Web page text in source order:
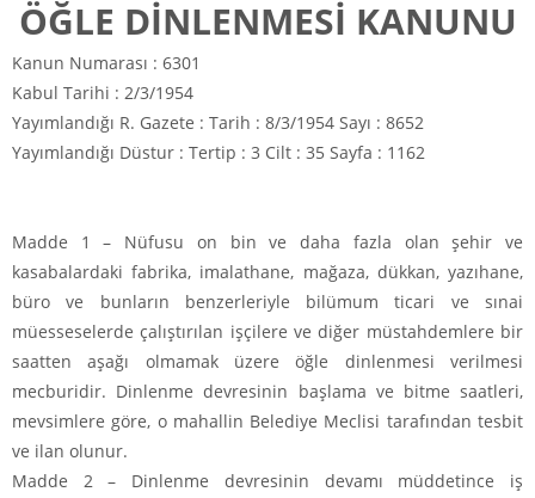
ÖĞLE DİNLENMESİ KANUNU
Kanun Numarası : 6301
Kabul Tarihi : 2/3/1954
Yayımlandığı R. Gazete : Tarih : 8/3/1954 Sayı : 8652
Yayımlandığı Düstur : Tertip : 3 Cilt : 35 Sayfa : 1162
Madde 1 – Nüfusu on bin ve daha fazla olan şehir ve
kasabalardaki fabrika, imalathane, mağaza, dükkan, yazıhane,
büro ve bunların benzerleriyle bilümum ticari ve sınai
müesseselerde çalıştırılan işçilere ve diğer müstahdemlere bir
saatten aşağı olmamak üzere öğle dinlenmesi verilmesi
mecburidir. Dinlenme devresinin başlama ve bitme saatleri,
mevsimlere göre, o mahallin Belediye Meclisi tarafından tesbit
ve ilan olunur.
Madde 2 – Dinlenme devresinin devamı müddetince iş